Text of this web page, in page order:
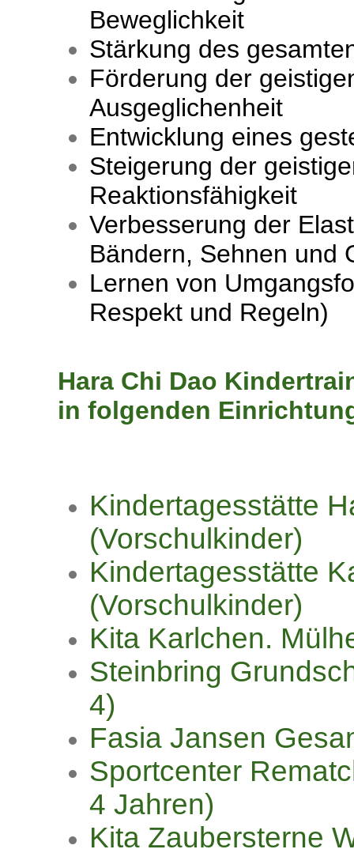
Beweglichkeit
Stärkung des
Förderung der
Ausgeglichenheit
Entwicklung eines
Steigerung der
Reaktionsfähigkeit
Verbesserung der
Bändern, Sehnen und
Lernen von
Respekt und Regeln)
Hara Chi Dao
in folgenden
Kindertagesstätte
(Vorschulkinder)
Kindertagesstätte
(Vorschulkinder)
Kita Karlchen.
Steinbring
4)
Fasia Jansen
Sportcenter
4 Jahren)
Kita Zaubersterne